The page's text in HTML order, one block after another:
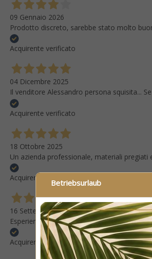
Betriebsurlaub
09 Gennaio 2026
Prodotto discreto, sarebbe stato molto
Acquirente verificato
04 Dicembre 2025
Il venditore Alessandro persona squisita...
Acquirente verificato
18 Ottobre 2025
Un azienda professionale, materiali
Acquirente verificato
16 Settembre 2025
Esperienza positiva Consiglio questo
Acquirente verificato